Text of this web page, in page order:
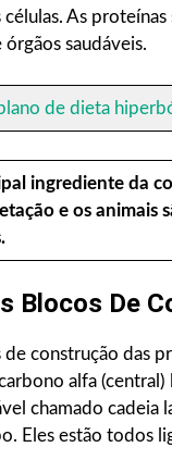
As
saudáveis.
de dieta
ingrediente da
e os animais
Blocos De
construção das
alfa
chamado cadeia
Eles estão todos